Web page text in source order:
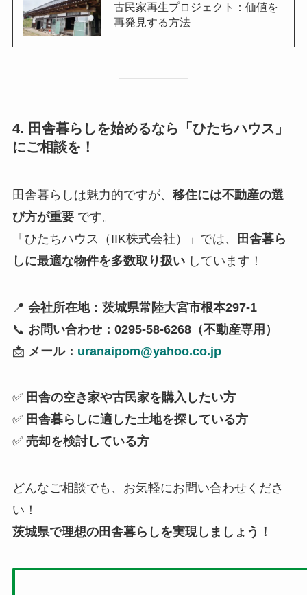
古民家再生プロジェクト：価値を
再発見する方法
4. 田舎暮らしを始めるなら「ひたちハウス」
にご相談を！
田舎暮らしは魅力的ですが、 移住には不動産の選
び方が重要です。
「ひたちハウス（IIK株式会社）」では、
田舎暮ら
しに最適な物件を多数取り扱いしています！
📍 会社所在地：茨城県常陸大宮市根本297-1
📞 お問い合わせ：0295-58-6268（不動産専用）
📩 メール： uranaipom@yahoo.co.jp
✅ 田舎の空き家や古民家を購入したい方
✅ 田舎暮らしに適した土地を探している方
✅ 売却を検討している方
どんなご相談でも、お気軽にお問い合わせくださ
い！
茨城県で理想の田舎暮らしを実現しましょう！